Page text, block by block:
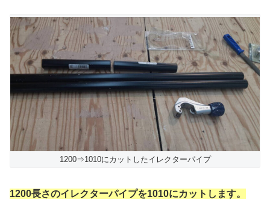
1200⇒1010にカットしたイレクターパイプ
1200長さのイレクターパイプを1010にカットします。